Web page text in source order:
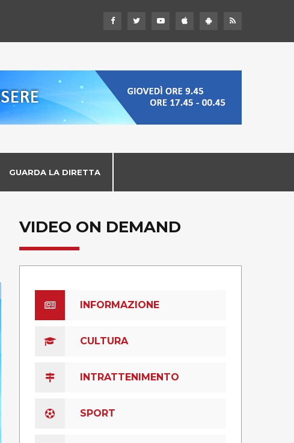
GUARDA LA DIRETTA
VIDEO ON DEMAND
INFORMAZIONE
CULTURA
INTRATTENIMENTO
SPORT